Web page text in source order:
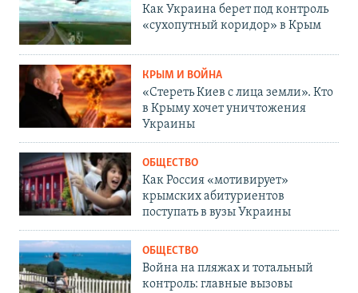
Как Украина берет под контроль
«сухопутный коридор» в Крым
КРЫМ И ВОЙНА
«Стереть Киев с лица земли». Кто
в Крыму хочет уничтожения
Украины
ОБЩЕСТВО
Как Россия «мотивирует»
крымских абитуриентов
поступать в вузы Украины
ОБЩЕСТВО
Война на пляжах и тотальный
контроль: главные вызовы